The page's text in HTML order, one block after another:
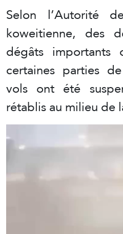
Selon l’Autorité
koweitienne, des
dégâts
certaines parties
vols ont été
rétablis au milieu de